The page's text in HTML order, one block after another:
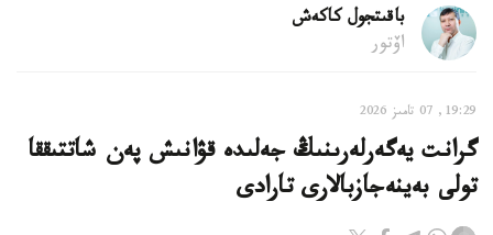
باقىتجول كاكەش
اۆتور
19:29, 07 تامىز 2026
گرانت يەگەرلەرىنىڭ جەلىدە قۋانىش پەن شاتتىققا
تولى بەينەجازبالارى تارادى